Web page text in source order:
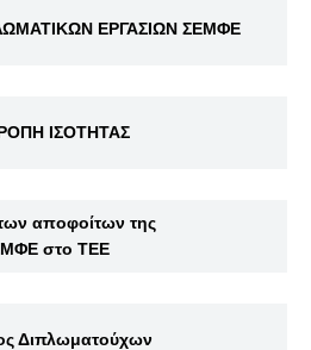
ΕΡΓΑΣΙΩΝ ΣΕΜΦΕ
ΙΣΟΤΗΤΑΣ
αποφοίτων της
στο ΤΕΕ
Διπλωματούχων